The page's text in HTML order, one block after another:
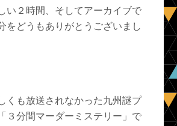
い２時間、そしてアーカイブで
をどうもありがとうございまし
くも放送されなかった九州謎プ
３分間マーダーミステリー」で